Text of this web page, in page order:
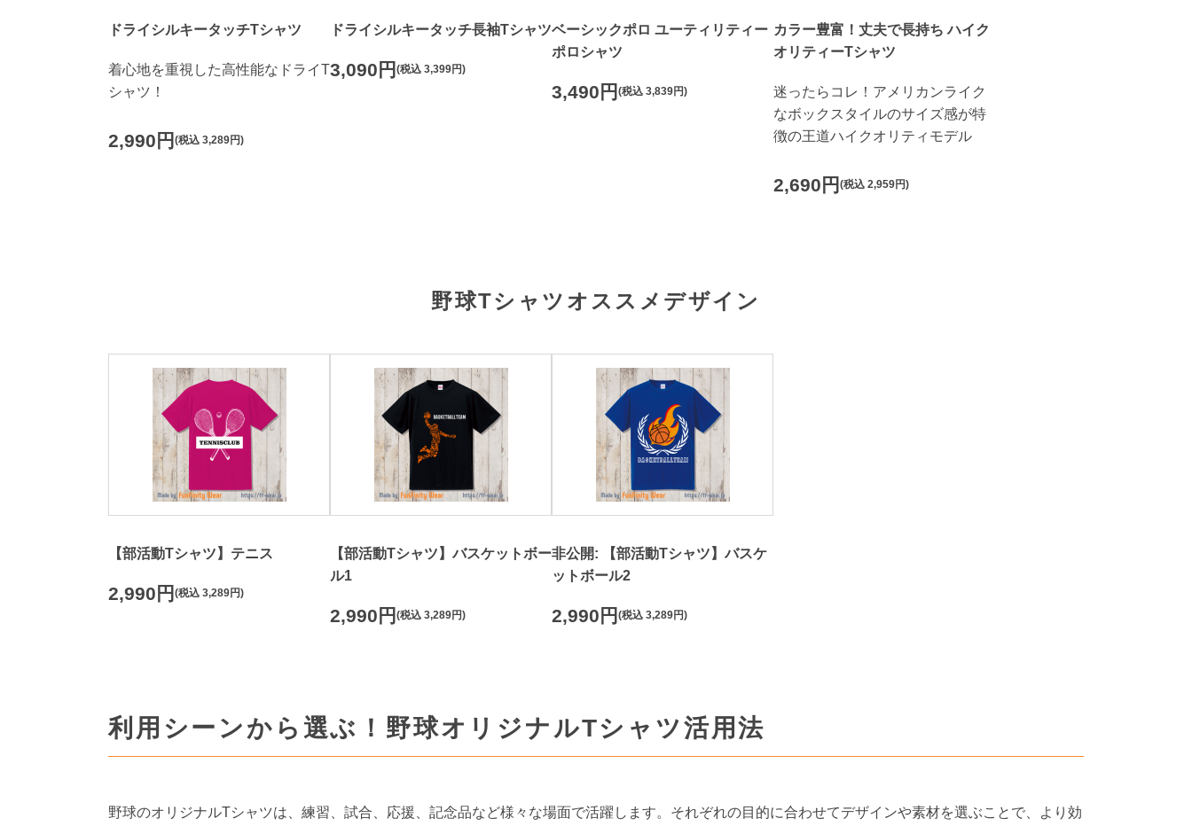
ドライシルキータッチTシャツ
着心地を重視した高性能なドライT
シャツ！
2,990円 (税込 3,289円)
ドライシルキータッチ長袖Tシャツ
3,090円 (税込 3,399円)
ベーシックポロ ユーティリティー
ポロシャツ
3,490円 (税込 3,839円)
カラー豊富！丈夫で長持ち ハイク
オリティーTシャツ
迷ったらコレ！アメリカンライク
なボックスタイルのサイズ感が特
徴の王道ハイクオリティモデル
2,690円 (税込 2,959円)
野球Tシャツオススメデザイン
【部活動Tシャツ】テニス
2,990円 (税込 3,289円)
【部活動Tシャツ】バスケットボー
ル1
2,990円 (税込 3,289円)
非公開: 【部活動Tシャツ】バスケ
ットボール2
2,990円 (税込 3,289円)
利用シーンから選ぶ！野球オリジナルTシャツ活用法
野球のオリジナルTシャツは、練習、試合、応援、記念品など様々な場面で活躍します。それぞれの目的に合わせてデザインや素材を選ぶことで、より効